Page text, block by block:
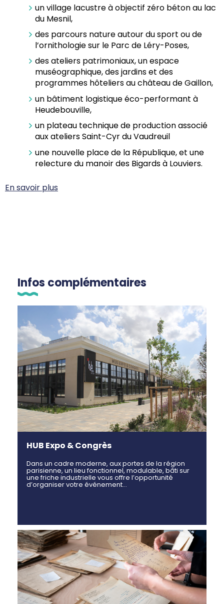
un village lacustre à objectif zéro béton au lac
du Mesnil,
des parcours nature autour du sport ou de
l’ornithologie sur le Parc de Léry-Poses,
des ateliers patrimoniaux, un espace
muséographique, des jardins et des
programmes hôteliers au château de Gaillon,
un bâtiment logistique éco-performant à
Heudebouville,
un plateau technique de production associé
aux ateliers Saint-Cyr du Vaudreuil
une nouvelle place de la République, et une
relecture du manoir des Bigards à Louviers.
En savoir plus
Infos complémentaires
HUB Expo & Congrès
Dans un cadre moderne, aux portes de la région
parisienne, un lieu fonctionnel, modulable, bâti sur
une friche industrielle vous offre l’opportunité
d’organiser votre événement…